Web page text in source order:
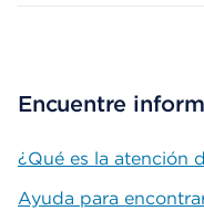
Encuentre
¿Qué es la atención
Ayuda para